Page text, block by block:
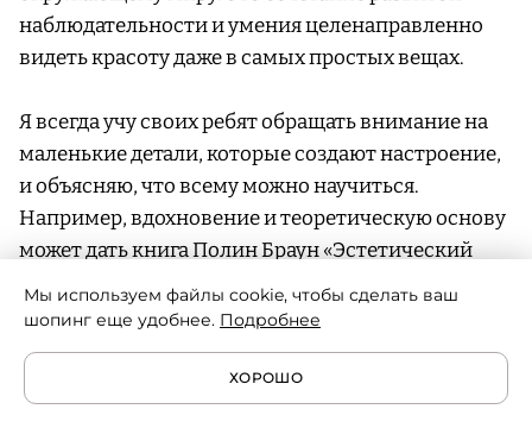
наблюдательности и умения целенаправленно
видеть красоту даже в самых простых вещах.
Я всегда учу своих ребят обращать внимание на
маленькие детали, которые создают настроение,
и объясняю, что всему можно научиться.
Например, вдохновение и теоретическую основу
может дать книга Полин Браун «Эстетический
интеллект», в которой автор убедительно
показывает, как чувствительность к красоте
становится мощным инструментом в бизнесе,
гостеприимстве и личной жизни. Пожалуй,
именно эта «эстетическая осознанность»
Мы используем файлы cookie, чтобы сделать ваш
шопинг еще удобнее. Подробнее
ХОРОШО